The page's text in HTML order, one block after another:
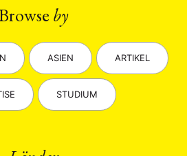
by
ASIEN ARTIKEL
STUDIUM